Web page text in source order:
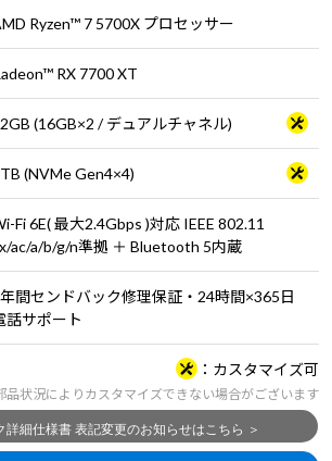
Ryzen™ 7 5700X プロセッサー
RX 7700 XT
(16GB×2 / デュアルチャネル)
(NVMe Gen4×4)
Fi 6E( 最大2.4Gbps )対応 IEEE 802.11
ac/a/b/g/n準拠 ＋ Bluetooth 5内蔵
間センドバック修理保証・24時間×365日
話サポート
カスタマイズ可
品状況によりカスタマイズできない場合がございます